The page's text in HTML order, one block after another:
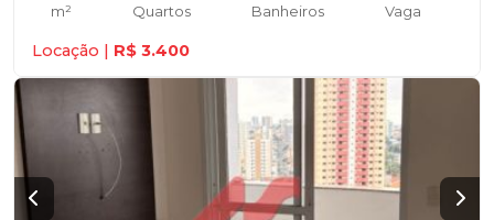
m²
Quartos
Banheiros
Vaga
Locação | R$ 3.400